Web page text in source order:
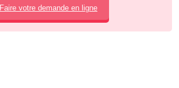
Faire votre demande en ligne